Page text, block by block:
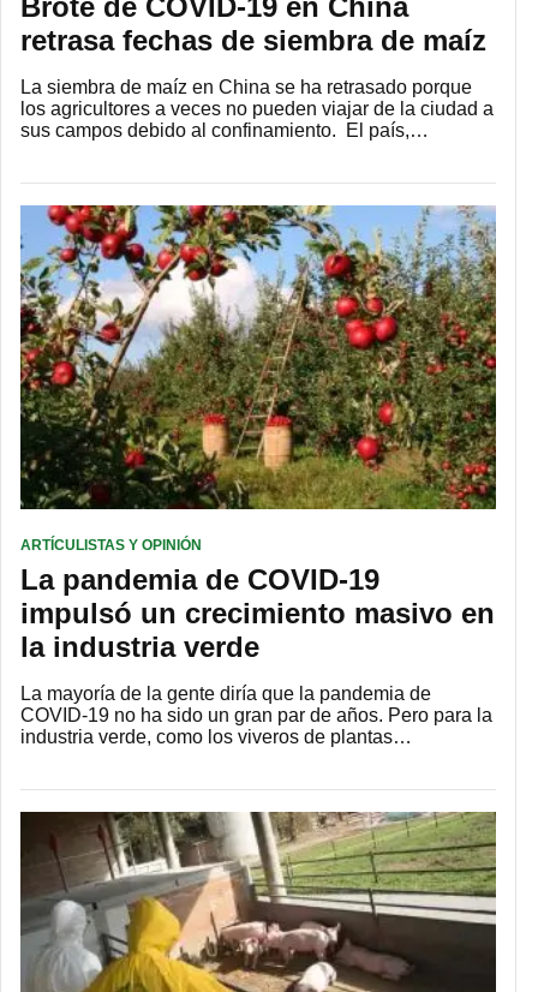
Brote de COVID-19 en China
retrasa fechas de siembra de maíz
La siembra de maíz en China se ha retrasado porque
los agricultores a veces no pueden viajar de la ciudad a
sus campos debido al confinamiento. El país,…
ARTÍCULISTAS Y OPINIÓN
La pandemia de COVID-19
impulsó un crecimiento masivo en
la industria verde
La mayoría de la gente diría que la pandemia de
COVID-19 no ha sido un gran par de años. Pero para la
industria verde, como los viveros de plantas…